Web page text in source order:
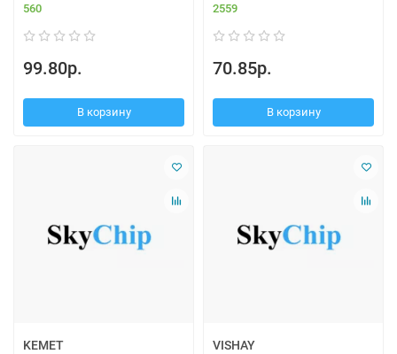
560
99.80р.
В корзину
2559
70.85р.
В корзину
KEMET
VISHAY